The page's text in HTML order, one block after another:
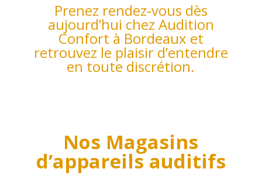
Prenez rendez‑vous dès
aujourd’hui chez Audition
Confort à Bordeaux et
retrouvez le plaisir d’entendre
en toute discrétion.
Nos Magasins
d’appareils auditifs